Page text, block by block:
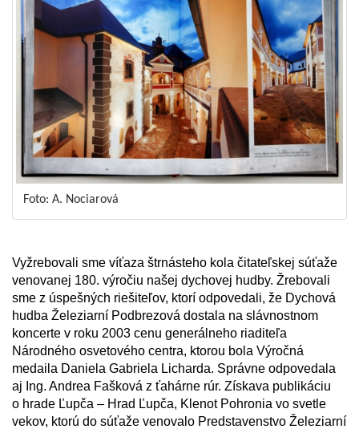
Foto: A. Nociarová
Vyžrebovali sme víťaza štrnásteho kola čitateľskej súťaže
venovanej 180. výročiu našej dychovej hudby. Žrebovali
sme z úspešných riešiteľov, ktorí odpovedali, že Dychová
hudba Železiarní Podbrezová dostala na slávnostnom
koncerte v roku 2003 cenu generálneho riaditeľa
Národného osvetového centra, ktorou bola Výročná
medaila Daniela Gabriela Licharda. Správne odpovedala
aj Ing. Andrea Fašková z ťahárne rúr. Získava publikáciu
o hrade Ľupča – Hrad Ľupča, Klenot Pohronia vo svetle
vekov, ktorú do súťaže venovalo Predstavenstvo Železiarní